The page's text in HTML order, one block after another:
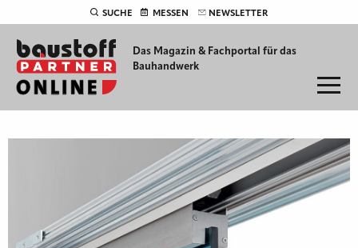
SUCHE MESSEN NEWSLETTER
Das Magazin & Fachportal für das
Bauhandwerk